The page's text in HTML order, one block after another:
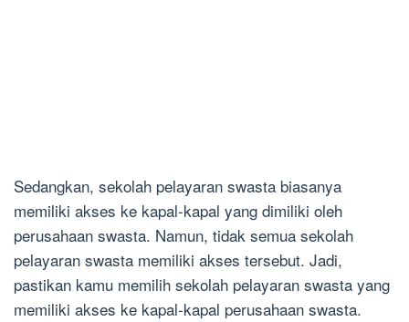
Sedangkan, sekolah pelayaran swasta biasanya
memiliki akses ke kapal-kapal yang dimiliki oleh
perusahaan swasta. Namun, tidak semua sekolah
pelayaran swasta memiliki akses tersebut. Jadi,
pastikan kamu memilih sekolah pelayaran swasta yang
memiliki akses ke kapal-kapal perusahaan swasta.